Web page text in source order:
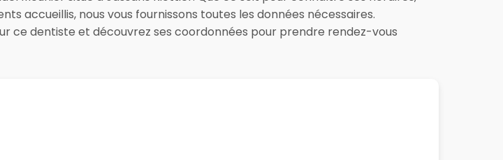
accueillis, nous vous fournissons toutes les données nécessaires.
ce dentiste et découvrez ses coordonnées pour prendre rendez-vous